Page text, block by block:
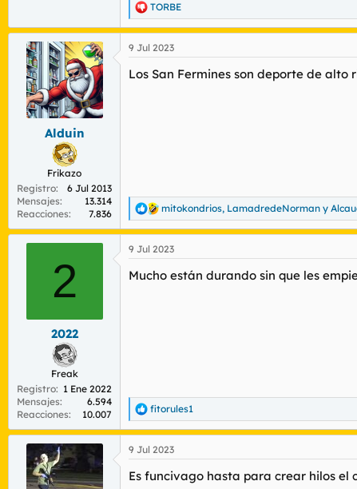
R
e
a
c
i
TORBE
Alduin
Frikazo
Registro
6 Jul 2013
Mensajes
13.314
Reacciones
7.836
9 Jul 2023
Los San Fermines son deporte de
R
e
a
c
i
mitokondrios, LamadredeNorman y
2
2022
Freak
Registro
1 Ene 2022
Mensajes
6.594
Reacciones
10.007
9 Jul 2023
Mucho están durando sin que les
R
e
a
c
i
fitorules1
9 Jul 2023
Es funcivago hasta para crear hilos el